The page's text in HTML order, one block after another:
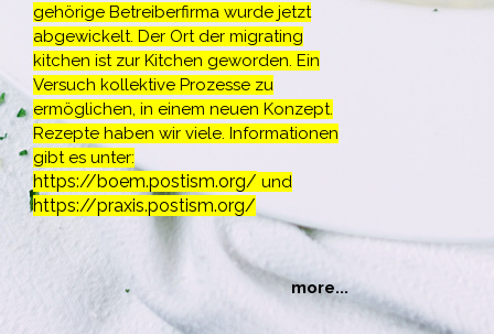
gehörige Betreiberfirma wurde jetzt
abgewickelt. Der Ort der migrating
kitchen ist zur Kitchen geworden. Ein
Versuch kollektive Prozesse zu
ermöglichen, in einem neuen Konzept.
Rezepte haben wir viele. Informationen
gibt es unter:
https://boem.postism.org/ und
https://praxis.postism.org/
more...